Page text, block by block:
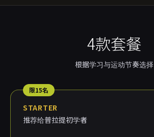
4款套餐
根据学习与运动节奏选择
限15名
STARTER
推荐给普拉提初学者